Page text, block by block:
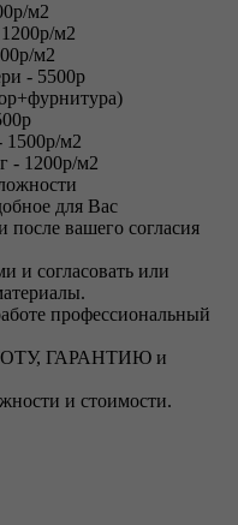
м2
м2
м2
- 5500р
1500р/м2
- 1200р/м2
для Вас
после вашего согласия
и согласовать или
профессиональный
ГАРАНТИЮ и
и стоимости.